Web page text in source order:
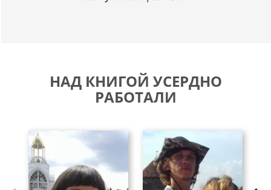
НАД КНИГОЙ УСЕРДНО
РАБОТАЛИ